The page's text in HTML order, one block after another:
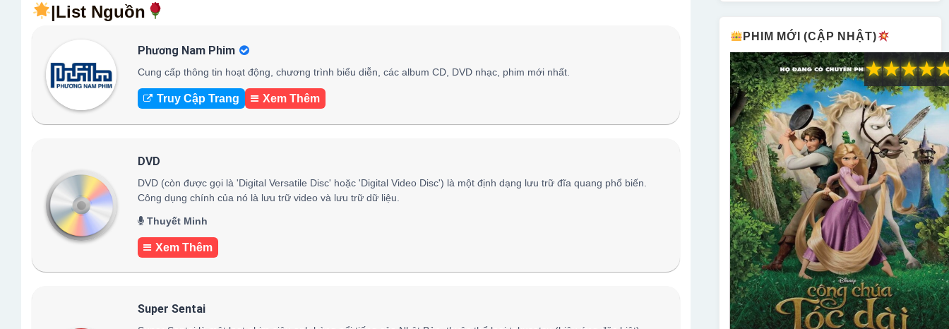
|List Nguồn
Phương Nam Phim
Cung cấp thông tin hoạt động, chương trình biểu diễn, các album CD, DVD nhạc, phim mới nhất.
Truy Cập Trang Xem Thêm
DVD
DVD (còn được gọi là 'Digital Versatile Disc' hoặc 'Digital Video Disc') là một định dạng lưu trữ đĩa quang phổ biến.
Công dụng chính của nó là lưu trữ video và lưu trữ dữ liệu.
Thuyết Minh
Xem Thêm
Super Sentai
PHIM MỚI (CẬP NHẬT)
★
★
★
★